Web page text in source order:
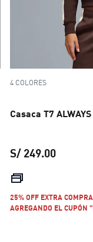
4 COLORES
Casaca T7
S/ 249.00
25% OFF EXTRA
AGREGANDO EL CUPÓN